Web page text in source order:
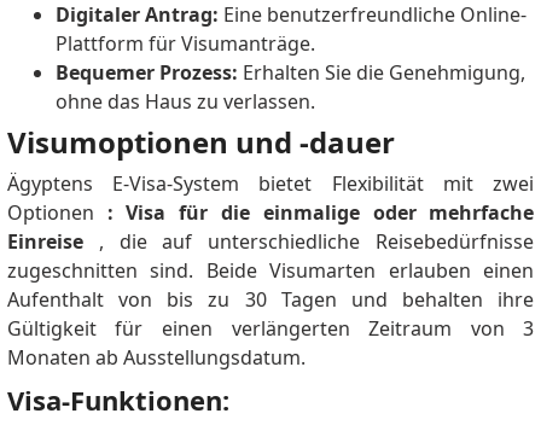
Digitaler Antrag: Eine benutzerfreundliche Online-
Plattform für Visumanträge.
Bequemer Prozess: Erhalten Sie die Genehmigung,
ohne das Haus zu verlassen.
Visumoptionen und -dauer
Ägyptens E-Visa-System bietet Flexibilität mit zwei
Optionen : Visa für die einmalige oder mehrfache
Einreise, die auf unterschiedliche Reisebedürfnisse
zugeschnitten sind. Beide Visumarten erlauben einen
Aufenthalt von bis zu 30 Tagen und behalten ihre
Gültigkeit für einen verlängerten Zeitraum von 3
Monaten ab Ausstellungsdatum.
Visa-Funktionen: